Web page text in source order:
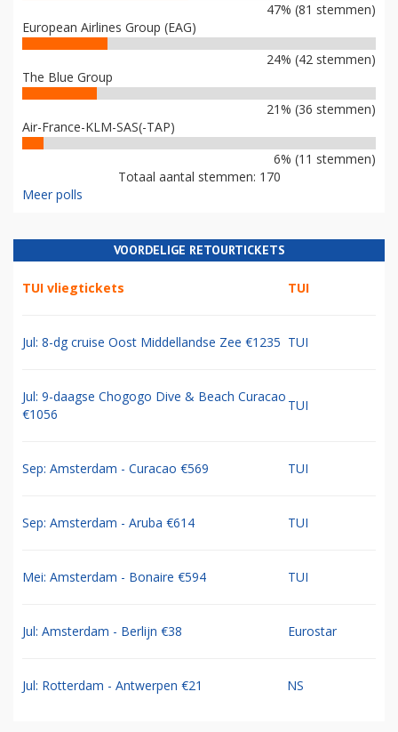
47% (81 stemmen)
European Airlines Group (EAG)
24% (42 stemmen)
The Blue Group
21% (36 stemmen)
Air-France-KLM-SAS(-TAP)
6% (11 stemmen)
Totaal aantal stemmen: 170
Meer polls
VOORDELIGE RETOURTICKETS
TUI vliegtickets TUI
Jul: 8-dg cruise Oost Middellandse Zee €1235 TUI
Jul: 9-daagse Chogogo Dive & Beach Curacao
€1056
TUI
Sep: Amsterdam - Curacao €569 TUI
Sep: Amsterdam - Aruba €614 TUI
Mei: Amsterdam - Bonaire €594 TUI
Jul: Amsterdam - Berlijn €38 Eurostar
Jul: Rotterdam - Antwerpen €21 NS